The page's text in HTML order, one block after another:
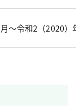
～令和2（2020）